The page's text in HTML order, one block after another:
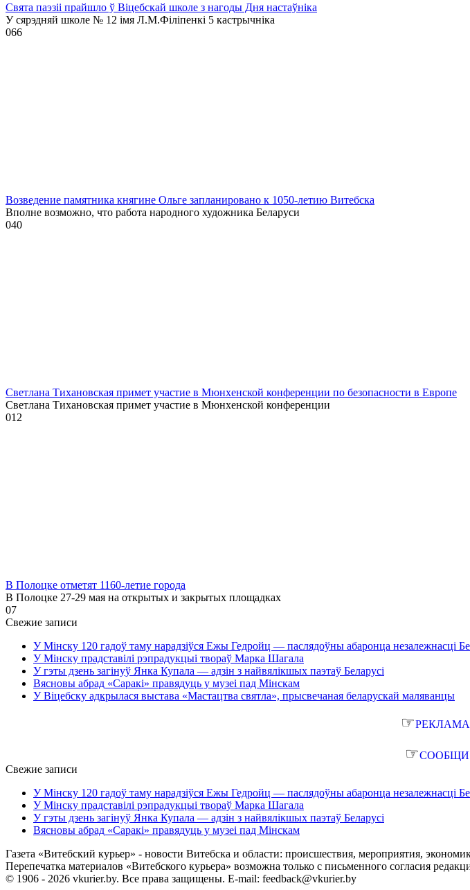
Свята паэзіі прайшло ў Віцебскай школе з нагоды Дня настаўніка
У сярэдняй школе № 12 імя Л.М.Філіпенкі 5 кастрычніка
066
Возведение памятника княгине Ольге запланировано к 1050-летию Витебска
Вполне возможно, что работа народного художника Беларуси
040
Светлана Тихановская примет участие в Мюнхенской конференции по безопасности в Европе
Светлана Тихановская примет участие в Мюнхенской конференции
012
В Полоцке отметят 1160-летие города
В Полоцке 27-29 мая на открытых и закрытых площадках
07
Свежие записи
У Мінску 120 гадоў таму нарадзіўся Ежы Гедройц — паслядоўны абаронца незалежнасці
У Мінску прадставілі рэпрадукцыі твораў Марка Шагала
У гэты дзень загінуў Янка Купала — адзін з найвялікшых паэтаў Беларусі
Вясновы абрад «Саракі» правядуць у музеі пад Мінскам
У Віцебску адкрылася выстава «Мастацтва святла», прысвечаная беларускай маляванцы
☞
☞СООБЩИ
Свежие записи
У Мінску 120 гадоў таму нарадзіўся Ежы Гедройц — паслядоўны абаронца незалежнасці
У Мінску прадставілі рэпрадукцыі твораў Марка Шагала
У гэты дзень загінуў Янка Купала — адзін з найвялікшых паэтаў Беларусі
Вясновы абрад «Саракі» правядуць у музеі пад Мінскам
Газета «Витебский курьер» - новости Витебска и области: происшествия, мероприятия,
Перепечатка материалов «Витебского курьера» возможна только с письменного согласия
© 1906 - 2026 vkurier.by. Все права защищены. E-mail: feedback@vkurier.by